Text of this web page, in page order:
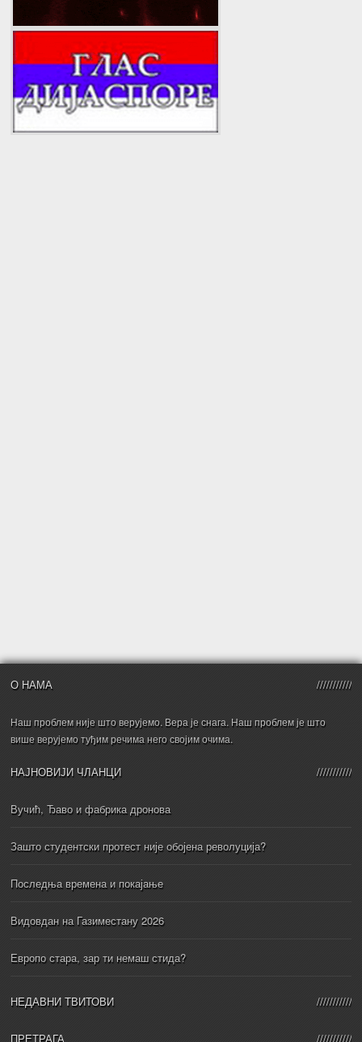
О НАМА
Наш проблем није што верујемо. Вера је снага. Наш проблем је што
више верујемо туђим речима него својим очима.
НАЈНОВИЈИ ЧЛАНЦИ
Вучић, Ђаво и фабрика дронова
Зашто студентски протест није обојена револуција?
Последња времена и покајање
Видовдан на Газиместану 2026
Европо стара, зар ти немаш стида?
НЕДАВНИ ТВИТОВИ
ПРЕТРАГА